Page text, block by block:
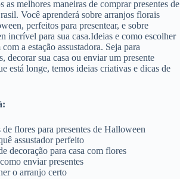
as melhores maneiras de comprar presentes de
Você aprenderá sobre arranjos florais
perfeitos para presentear, e sobre
incrível para sua casa.Ideias e como escolher
a estação assustadora. Seja para
decorar sua casa ou enviar um presente
está longe, temos ideias criativas e dicas de
flores para presentes de Halloween
assustador perfeito
decoração para casa com flores
enviar presentes
o arranjo certo